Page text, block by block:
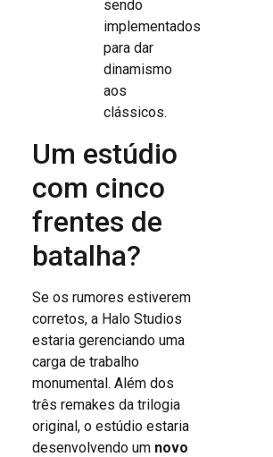
sendo
implementados
para dar
dinamismo
aos
clássicos.
Um estúdio
com cinco
frentes de
batalha?
Se os rumores estiverem
corretos, a Halo Studios
estaria gerenciando uma
carga de trabalho
monumental. Além dos
três remakes da trilogia
original, o estúdio estaria
desenvolvendo um novo